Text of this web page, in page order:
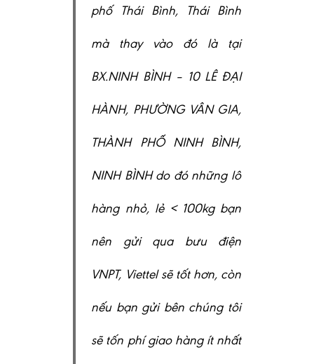
phố Thái Bình, Thái Bình
mà thay vào đó là tại
BX.NINH BÌNH – 10 LÊ ĐẠI
HÀNH, PHƯỜNG VÂN GIA,
THÀNH PHỐ NINH BÌNH,
NINH BÌNH do đó những lô
hàng nhỏ, lẻ < 100kg bạn
nên gửi qua bưu điện
VNPT, Viettel sẽ tốt hơn, còn
nếu bạn gửi bên chúng tôi
sẽ tốn phí giao hàng ít nhất